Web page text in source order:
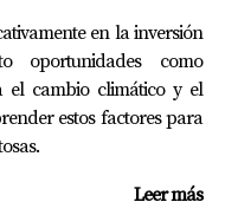
herencias o trusts.
tenga derecho a
asuntos que deben
en la inversión
oportunidades como
el cambio climático y el
estos factores para
Leer más